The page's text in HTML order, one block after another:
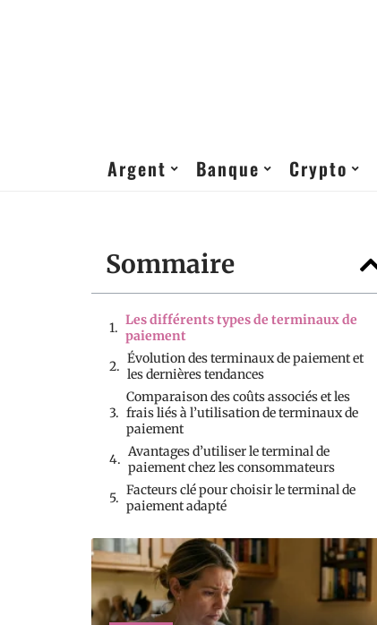
Argent Banque Crypto
Sommaire
Les différents types de terminaux de
paiement
Évolution des terminaux de paiement et
les dernières tendances
Comparaison des coûts associés et les
frais liés à l’utilisation de terminaux de
paiement
Avantages d’utiliser le terminal de
paiement chez les consommateurs
Facteurs clé pour choisir le terminal de
paiement adapté